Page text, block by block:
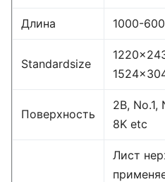
Длина 1000-
Standardsize
Поверхность
2B,
8K etc
Лист